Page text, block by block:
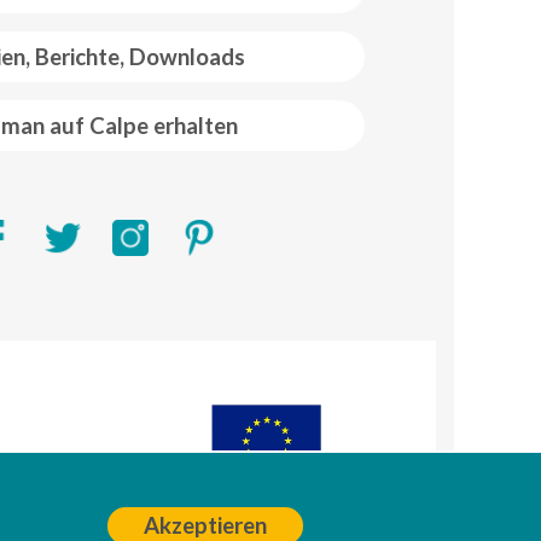
Berichte, Downloads
auf Calpe erhalten
Akzeptieren